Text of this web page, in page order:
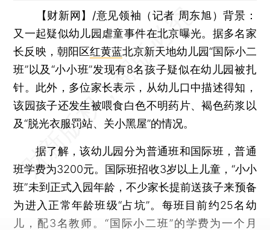
【财新网】/意见领袖（记者 周东旭）背景：
又一起疑似幼儿园虐童事件在北京曝光。据多名家
长反映，朝阳区红黄蓝北京新天地幼儿园“国际小二
班”以及“小小班”发现有8名孩子疑似在幼儿园被扎
针。此外，多位家长表示，从幼儿口中描述得知，
该园孩子还发生被喂食白色不明药片、褐色药浆以
及“脱光衣服罚站、关小黑屋”的情况。
据了解，该幼儿园分为普通班和国际班，普通
班学费为3200元。国际班招收3岁以上儿童，“小小
班”未到正式入园年龄，不少家长提前送孩子来预备
为进入正常年龄班级“占坑”。每班目前约25名幼
儿，配3名教师。“国际小二班”的学费为一个月